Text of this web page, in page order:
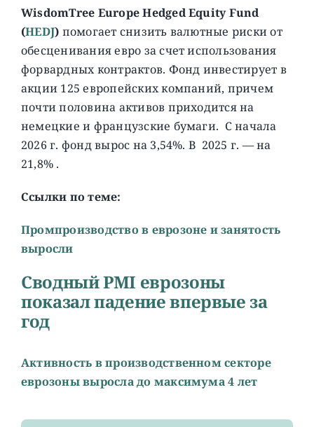
WisdomTree Europe Hedged Equity Fund
(HEDJ) помогает снизить валютные риски от
обесценивания евро за счет использования
форвардных контрактов. Фонд инвестирует в
акции 125 европейских компаний, причем
почти половина активов приходится на
немецкие и французские бумаги. C начала
2026 г. фонд вырос на 3,54%. В 2025 г. — на
21,8% .
Ссылки по теме:
Промпроизводство в еврозоне и занятость
выросли
Cводный PMI еврозоны
показал падение впервые за
год
Активность в производственном секторе
еврозоны выросла до максимума 4 лет